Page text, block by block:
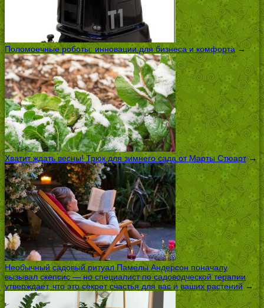
Поломоечные роботы: инновации для бизнеса и комфорта→
Хватит ждать весны! Трюк для зимнего сада от Марты Стюарт→
Необычный садовый ритуал Памелы Андерсон поначалу
вызывал скепсис — но специалист по садоводческой терапии
утверждает, что это секрет счастья для вас и ваших растений →